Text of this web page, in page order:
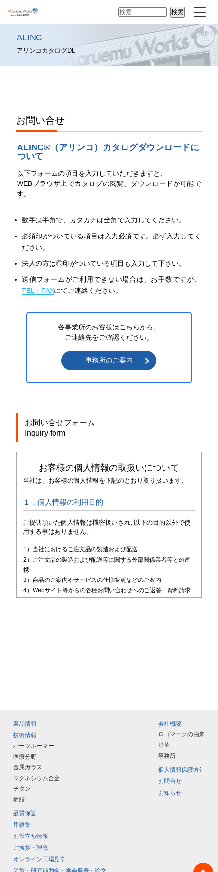
検
ALINC
アリンコカタログDL
お問い合せ
ALINC®（アリンコ）カタログダウンロードに
ついて
以下フォームの項目を入力していただきますと、
WEBブラウザ上でカタログの閲覧、ダウンロードが可能で
す。
数字は半角で、カタカナは全角で入力してください。
必須印がついている項目は入力必須です。必ず入力してく
ださい。
法人の方は◎印がついている項目も入力して下さい。
送信フォームがご利用できない場合は、お手数ですが、
TEL・FAXにてご連絡ください。
各事業所のお客様はこちらから、
ご連絡先をご確認ください。
事務所のご案内
お問い合せフォーム
Inquiry form
お客様の個人情報の取扱いについて
当社は、お客様の個人情報を下記のとおり取り扱います。
１．個人情報の利用目的
ご提供頂いた個人情報は機密扱いされ､以下の目的以外で使
用する事はありません。
1）当社におけるご注文品の製造および配送
2）ご注文品の製造および配送等に関する外部関係業者等との連
携
3）商品のご案内やサービスの仕様変更などのご案内
4）Webサイト等からの各種お問い合わせへのご返答、資料請求
の定める事務を遂行することに対して協力する必要がある場合。
３．個人情報の取扱いの委託
当社は、利用目的の達成に必要な範囲内において、仕入れ業
者等にお客様の個人情報の取扱いを委託する場合がありま
す。 委託にあたっては委託先に対して個人情報の機密保持
契約を締結するなど適切な監督を行います。
４．個人情報の取得項目
お問い合せフォームの必須項目は全てご記入下さい。空欄が
ある場合、適切なサービス提供等を行えないことがあります
ので、予めご了承ください。
製品情報
技術情報
パーツホーマー
医療分野
金属ガラス
マグネシウム合金
チタン
樹脂
品質保証
用語集
お役立ち情報
会社概要
ロゴマークの由来
沿革
事務所
個人情報保護方針
お問合せ
お知らせ
ご挨拶・理念
オンライン工場見学
受賞・研究補助金・学会発表・論文